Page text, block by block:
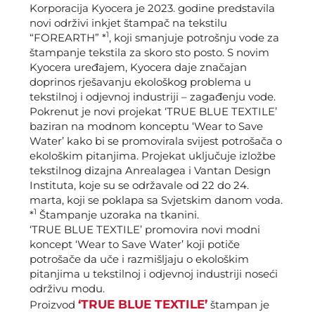
Korporacija Kyocera je 2023. godine predstavila
novi održivi inkjet štampač na tekstilu
“FOREARTH” *1, koji smanjuje potrošnju vode za
štampanje tekstila za skoro sto posto. S novim
Kyocera uređajem, Kyocera daje značajan
doprinos rješavanju ekološkog problema u
tekstilnoj i odjevnoj industriji – zagađenju vode.
Pokrenut je novi projekat ‘TRUE BLUE TEXTILE’
baziran na modnom konceptu ‘Wear to Save
Water’ kako bi se promovirala svijest potrošača o
ekološkim pitanjima. Projekat uključuje izložbe
tekstilnog dizajna Anrealagea i Vantan Design
Instituta, koje su se održavale od 22 do 24.
marta, koji se poklapa sa Svjetskim danom voda.
*1 Štampanje uzoraka na tkanini.
‘TRUE BLUE TEXTILE’ promovira novi modni
koncept ‘Wear to Save Water’ koji potiče
potrošače da uče i razmišljaju o ekološkim
pitanjima u tekstilnoj i odjevnoj industriji noseći
održivu modu.
Proizvod ‘TRUE BLUE TEXTILE’ štampan je